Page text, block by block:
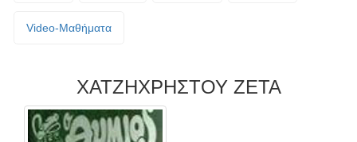
Video-Mαθήματα
ΧΑΤΖΗΧΡΗΣΤΟΥ ΖΕΤΑ